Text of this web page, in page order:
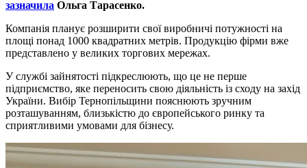
зазначила Ольга Тарасенко.
Компанія планує розширити свої виробничі потужності на
площі понад 1000 квадратних метрів. Продукцію фірми вже
представлено у великих торгових мережах.
У службі зайнятості підкреслюють, що це не перше
підприємство, яке переносить свою діяльність із сходу на захід
України. Вибір Тернопільщини пояснюють зручним
розташуванням, близькістю до європейського ринку та
сприятливими умовами для бізнесу.